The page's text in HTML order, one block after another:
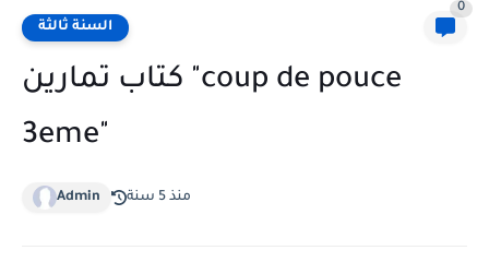
السنة ثالثة
0
كتاب تمارين "coup de pouce
3eme"
Admin منذ 5 سنة